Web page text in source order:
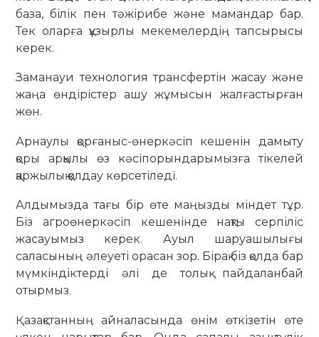
база, білік пен тәжірибе және мамандар бар.
Тек оларға құзырлы мекемелердің тапсырысы
керек.
Заманауи технология трансфертін жасау және
жаңа өндірістер ашу жұмысын жалғастырған
жөн.
Арнаулы қорғаныс-өнеркәсіп кешенін дамыту
қоры арқылы өз кәсіпорындарымызға тікелей
қаржылық қолдау көрсетіледі.
Алдымызда тағы бір өте маңызды міндет тұр.
Біз агроөнеркәсіп кешенінде нақты серпіліс
жасауымыз керек. Ауыл шаруашылығы
саласының әлеуеті орасан зор. Бірақ біз қолда бар
мүмкіндіктерді әлі де толық пайдаланбай
отырмыз.
Қазақстанның айналасында өнім өткізетін өте